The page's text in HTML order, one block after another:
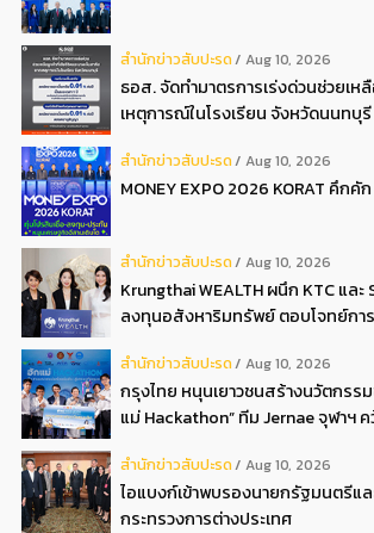
สํานักข่าวสับปะรด Aug 10, 2026
ธอส. จัดทำมาตรการเร่งด่วนช่วยเห
เหตุการณ์ในโรงเรียน จังหวัดนนท
สํานักข่าวสับปะรด Aug 10, 2026
MONEY EXPO 2026 KORAT คึกคัก
สํานักข่าวสับปะรด Aug 10, 2026
Krungthai WEALTH ผนึก KTC และ
ลงทุนอสังหาริมทรัพย์ ตอบโจทย์กา
สํานักข่าวสับปะรด Aug 10, 2026
กรุงไทย หนุนเยาวชนสร้างนวัตกรร
แม่ Hackathon” ทีม Jernae จุฬาฯ ค
สํานักข่าวสับปะรด Aug 10, 2026
ไอแบงก์เข้าพบรองนายกรัฐมนตรีแ
กระทรวงการต่างประเทศ